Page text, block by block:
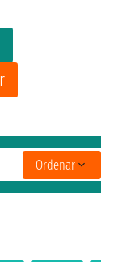
Ordenar